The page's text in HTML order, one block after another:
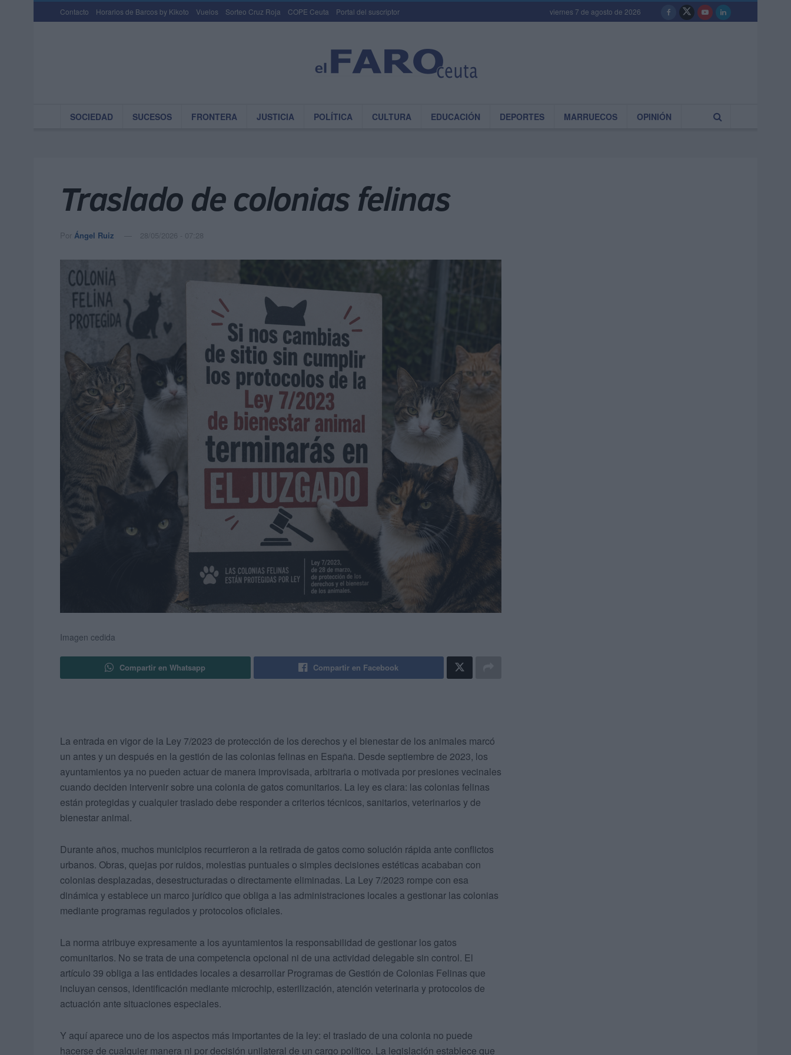
Contacto Horarios de Barcos by Kikoto Vuelos Sorteo Cruz Roja COPE Ceuta Portal del suscriptor viernes 7 de agosto de 2026
SOCIEDAD SUCESOS FRONTERA JUSTICIA POLÍTICA CULTURA EDUCACIÓN DEPORTES MARRUECOS OPINIÓN
Traslado de colonias felinas
Por Ángel Ruiz 28/05/2026 - 07:28
Imagen cedida
Compartir en Whatsapp Compartir en Facebook
La entrada en vigor de la Ley 7/2023 de protección de los derechos y el bienestar de los animales marcó
un antes y un después en la gestión de las colonias felinas en España. Desde septiembre de 2023, los
ayuntamientos ya no pueden actuar de manera improvisada, arbitraria o motivada por presiones vecinales
cuando deciden intervenir sobre una colonia de gatos comunitarios. La ley es clara: las colonias felinas
están protegidas y cualquier traslado debe responder a criterios técnicos, sanitarios, veterinarios y de
bienestar animal.
Durante años, muchos municipios recurrieron a la retirada de gatos como solución rápida ante conflictos
urbanos. Obras, quejas por ruidos, molestias puntuales o simples decisiones estéticas acababan con
colonias desplazadas, desestructuradas o directamente eliminadas. La Ley 7/2023 rompe con esa
dinámica y establece un marco jurídico que obliga a las administraciones locales a gestionar las colonias
mediante programas regulados y protocolos oficiales.
La norma atribuye expresamente a los ayuntamientos la responsabilidad de gestionar los gatos
comunitarios. No se trata de una competencia opcional ni de una actividad delegable sin control. El
artículo 39 obliga a las entidades locales a desarrollar Programas de Gestión de Colonias Felinas que
incluyan censos, identificación mediante microchip, esterilización, atención veterinaria y protocolos de
actuación ante situaciones especiales.
Y aquí aparece uno de los aspectos más importantes de la ley: el traslado de una colonia no puede
hacerse de cualquier manera ni por decisión unilateral de un cargo político. La legislación establece que